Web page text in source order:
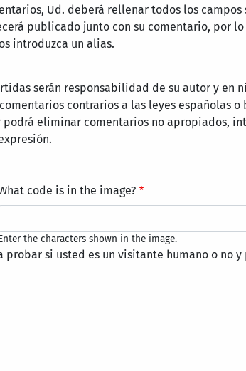
Ud. deberá rellenar todos los
publicado junto con su comentario, por
introduzca un alias.
serán responsabilidad de su autor y en
contrarios a las leyes españolas o
eliminar comentarios no apropiados,
code is in the image?
the characters shown in the image.
probar si usted es un visitante humano o no